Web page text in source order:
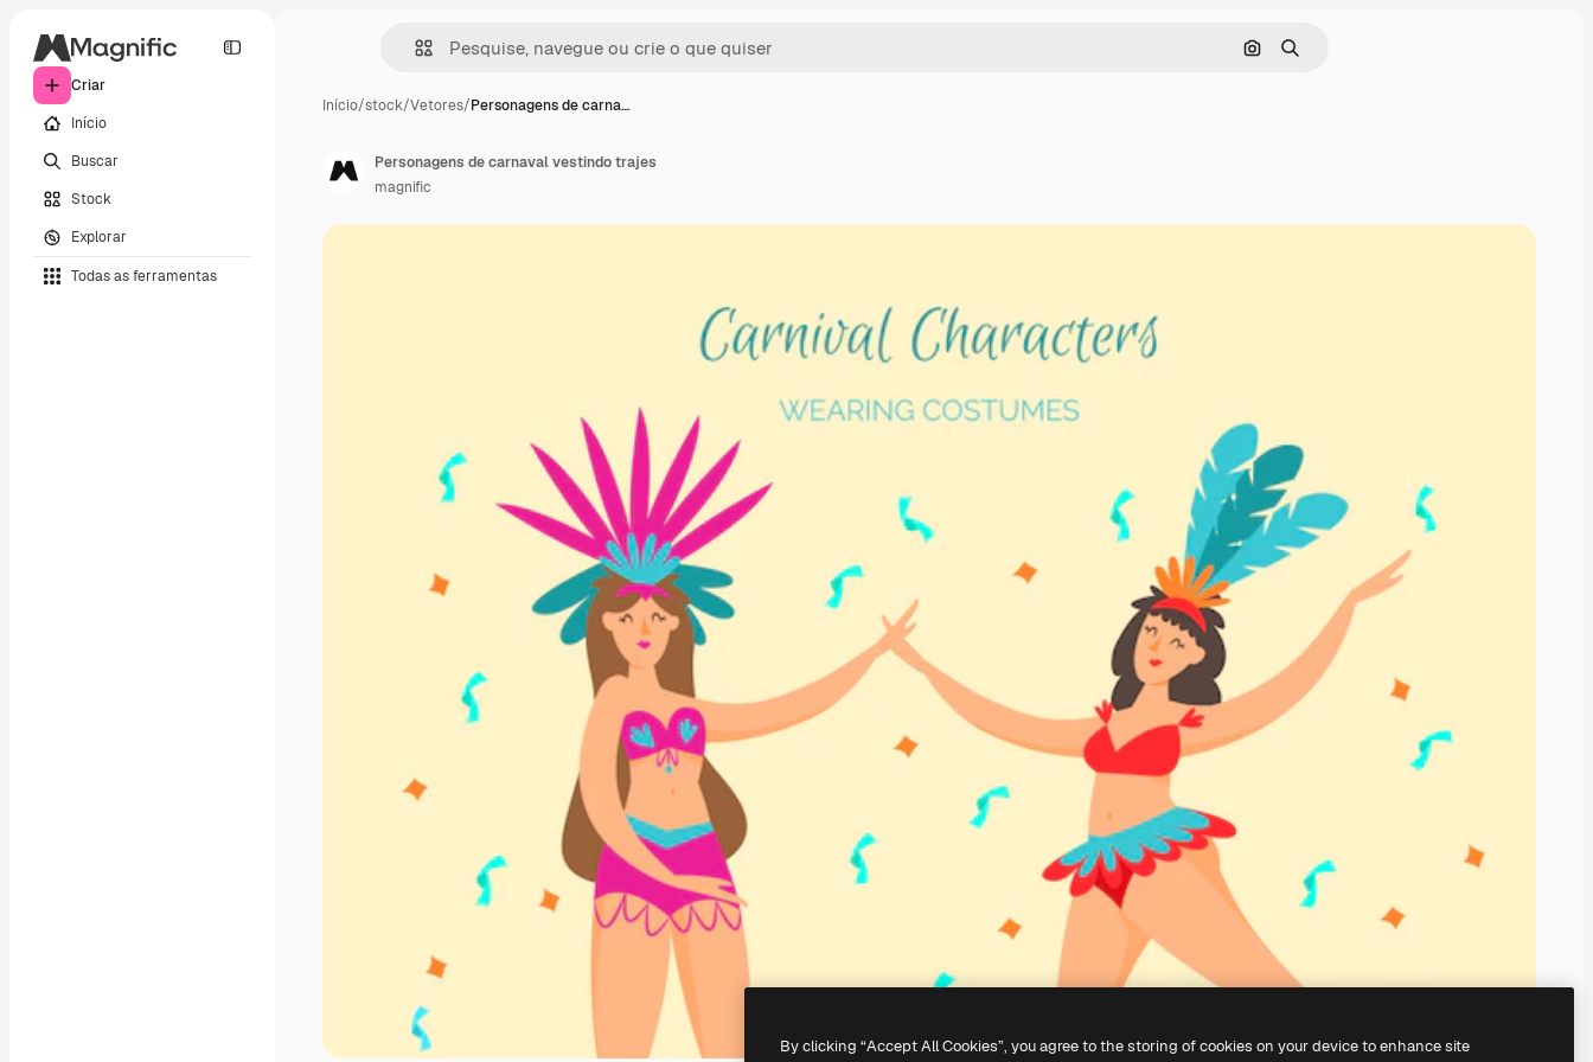
Criar
Início
Buscar
Stock
Explorar
Todas as ferramentas
Pesquisar por imagem
Buscar
Início/stock/Vetores/Personagens de carna…
Personagens de carnaval vestindo trajes
magnific
By clicking “Accept All Cookies”, you agree to the storing of cookies on your device to enhance site